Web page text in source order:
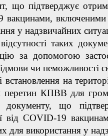
що підтверджує
вакцинами,
у надзвичайних
таких
за допомогою
чи неможливості
на
перетин КПВВ для
документу, що
від COVID-19
для використання у